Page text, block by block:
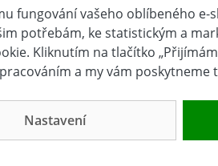
fungování vašeho oblíbeného
potřebám, ke statistickým a
Kliknutím na tlačítko
a my vám poskytneme
Nastavení